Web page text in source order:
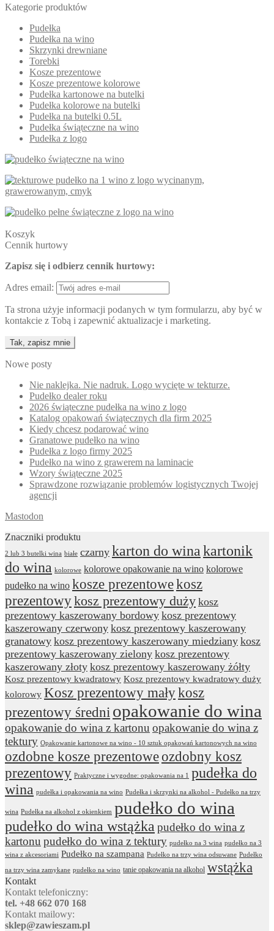
Kategorie produktów
Pudełka
Pudełka na wino
Skrzynki drewniane
Torebki
Kosze prezentowe
Kosze prezentowe kolorowe
Pudełka kartonowe na butelki
Pudełka kolorowe na butelki
Pudełka na butelki 0.5L
Pudełka świąteczne na wino
Pudełka z logo
Koszyk
Cennik hurtowy
Zapisz się i odbierz cennik hurtowy:
Adres email:
Ta strona użyje informacji podanych w tym formularzu, aby być w
kontakcie z Tobą i zapewnić aktualizacje i marketing.
Nowe posty
Nie naklejka. Nie nadruk. Logo wycięte w tekturze.
Pudełko dealer roku
2026 świąteczne pudełka na wino z logo
Katalog opakowań świątecznych dla firm 2025
Kiedy chcesz podarować wino
Granatowe pudełko na wino
Pudełka z logo firmy 2025
Pudełko na wino z grawerem na laminacie
Wzory świąteczne 2025
Sprawdzone rozwiązanie problemów logistycznych Twojej
agencji
Mastodon
Znaczniki produktu
2 lub 3 butelki wina białe czarny karton do wina kartonik
do wina kolorowe kolorowe opakowanie na wino kolorowe
pudełko na wino kosze prezentowekosz
prezentowykosz prezentowy duży kosz
prezentowy kaszerowany bordowy kosz prezentowy
kaszerowany czerwony kosz prezentowy kaszerowany
granatowy kosz prezentowy kaszerowany miedziany kosz
prezentowy kaszerowany zielony kosz prezentowy
kaszerowany złoty kosz prezentowy kaszerowany żółty
Kosz prezentowy kwadratowy Kosz prezentowy kwadratowy duży
kolorowy Kosz prezentowy małykosz
prezentowy średni opakowanie do wina
opakowanie do wina z kartonu opakowanie do wina z
tektury Opakowanie kartonowe na wino - 10 sztuk opakowań kartonowych na wino
ozdobne kosze prezentoweozdobny kosz
prezentowy Praktyczne i wygodne: opakowania na 1
pudełka do
wina pudełka i opakowania na wino Pudełka i skrzynki na alkohol - Pudełko na trzy
wina Pudełka na alkohol z okienkiem pudełko do wina
pudełko do wina wstążka pudełko do wina z
kartonu pudełko do wina z tektury pudełko na 3 wina pudełko na 3
wina z akcesoriami Pudełko na szampana Pudełko na trzy wina odsuwane Pudełko
na trzy wina zamykane pudełko na wino tanie opakowania na alkohol wstążka
Kontakt
Kontakt telefoniczny:
tel. +48 662 070 168
Kontakt mailowy:
sklep@zawieszam.pl